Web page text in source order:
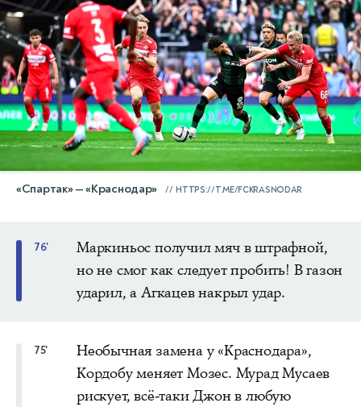
«Спартак» — «Краснодар» HTTPS://T.ME/FCKRASNODAR
76'
Маркиньос получил мяч в штрафной,
но не смог как следует пробить! В газон
ударил, а Агкацев накрыл удар.
75'
Необычная замена у «Краснодара»,
Кордобу меняет Мозес. Мурад Мусаев
рискует, всё-таки Джон в любую